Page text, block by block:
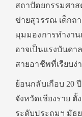
สถาปัตยกรรมศา
ข่ายสุวรรณ เด็กถ
มุมมองการทำงาน
อาจเป็นแรงบันดา
สายอาชีพที่เรียบง่
ย้อนกลับเกือบ 20
จังหวัดเชียงราย ตั้
ระดับประถมฯ มัธ